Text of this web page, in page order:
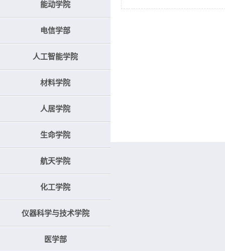
能动学院
电信学部
人工智能学院
材料学院
人居学院
生命学院
航天学院
化工学院
仪器科学与技术学院
医学部